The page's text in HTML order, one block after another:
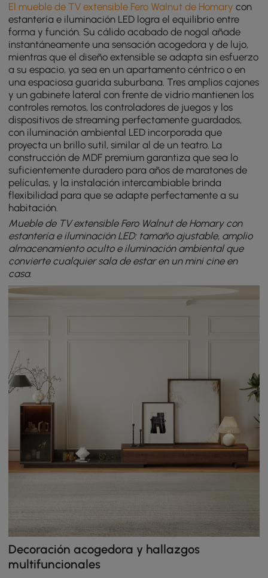
El mueble de TV extensible Fero Walnut de Homarycon
estantería e iluminación LED logra el equilibrio entre
forma y función. Su cálido acabado de nogal añade
instantáneamente una sensación acogedora y de lujo,
mientras que el diseño extensible se adapta sin esfuerzo
a su espacio, ya sea en un apartamento céntrico o en
una espaciosa guarida suburbana. Tres amplios cajones
y un gabinete lateral con frente de vidrio mantienen los
controles remotos, los controladores de juegos y los
dispositivos de streaming perfectamente guardados,
con iluminación ambiental LED incorporada que
proyecta un brillo sutil, similar al de un teatro. La
construcción de MDF premium garantiza que sea lo
suficientemente duradero para años de maratones de
películas, y la instalación intercambiable brinda
flexibilidad para que se adapte perfectamente a su
habitación.
Mueble de TV extensible Fero Walnut de Homary con
estantería e iluminación LED: tamaño ajustable, amplio
almacenamiento oculto e iluminación ambiental que
convierte cualquier sala de estar en un mini cine en
casa.
Decoración acogedora y hallazgos
multifuncionales